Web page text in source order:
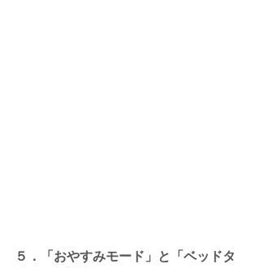
５．「おやすみモード」と「ベッドタ